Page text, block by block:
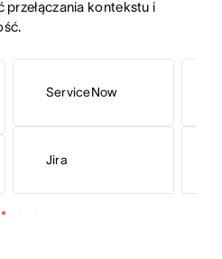
kontekstu i
ServiceNow
Jira